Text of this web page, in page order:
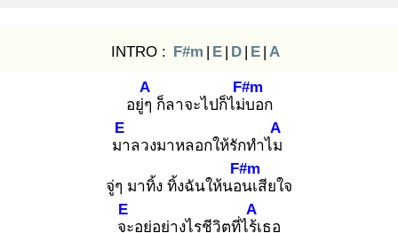
INTRO : F#m | E | D | E | A
อยู่ๆ
A
ก็ลาจะไปก็ไม่บ
F#m
อก
มา
E
ลวงมาหลอกให้รักทำไม
A
จู่ๆ มาทิ้ง ทิ้งฉันให้นอน
F#m
เสียใจ
จะ
E
อยู่อย่างไรชีวิตที่ไร้เ
A
ธอ